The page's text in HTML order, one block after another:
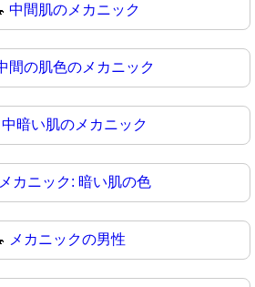
中間肌のメカニック
間の肌色のメカニック
中暗い肌のメカニック
メカニック: 暗い肌の色
メカニックの男性